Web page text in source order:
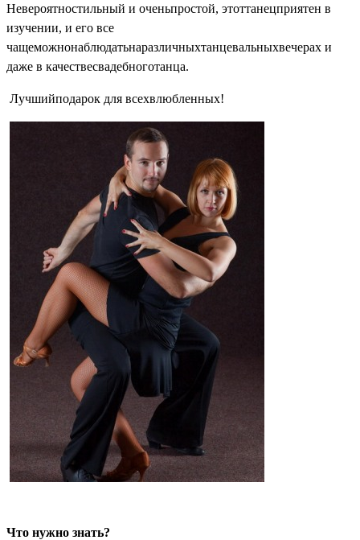
Невероятностильный и оченьпростой, этоттанецприятен в
изучении, и его все
чащеможнонаблюдатьнаразличныхтанцевальныхвечерах и
даже в качествесвадебноготанца.
Лучшийподарок для всехвлюбленных!
Что нужно знать?